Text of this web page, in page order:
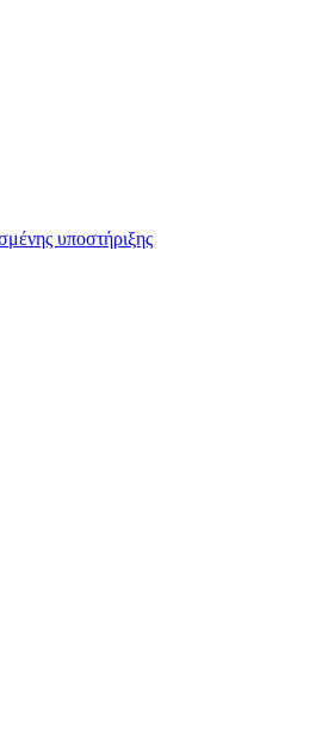
υποστήριξης